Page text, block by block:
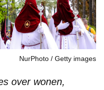
NurPhoto Getty images
over wonen,